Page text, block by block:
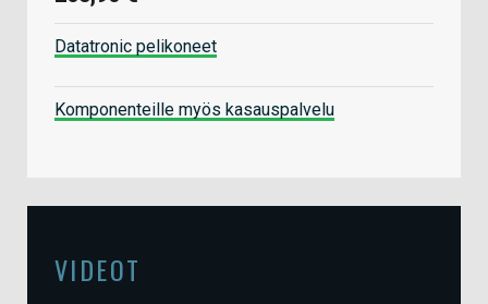
Datatronic pelikoneet
Komponenteille myös kasauspalvelu
VIDEOT